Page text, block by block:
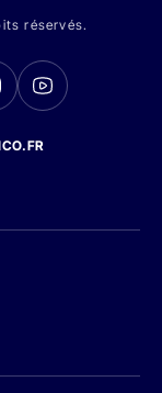
réservés.